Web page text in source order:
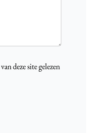
van deze site gelezen